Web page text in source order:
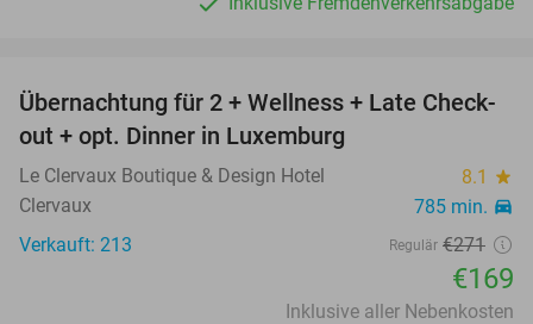
38%
Übernachtung für 2 + Wellness + Late Check-
out + opt. Dinner in Luxemburg
Le Clervaux Boutique & Design Hotel 8.1 star
Clervaux 785 min. directions_car
Verkauft: 213 Regulär €271
€169
Inklusive aller Nebenkosten